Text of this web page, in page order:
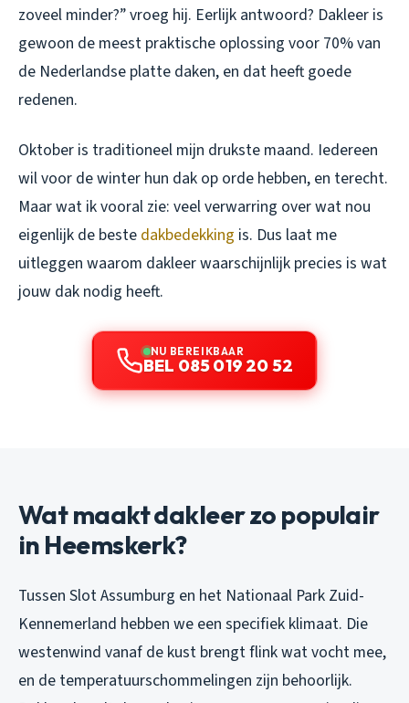
zoveel minder?” vroeg hij. Eerlijk antwoord? Dakleer is
gewoon de meest praktische oplossing voor 70% van
de Nederlandse platte daken, en dat heeft goede
redenen.
Oktober is traditioneel mijn drukste maand. Iedereen
wil voor de winter hun dak op orde hebben, en terecht.
Maar wat ik vooral zie: veel verwarring over wat nou
eigenlijk de beste dakbedekking is. Dus laat me
uitleggen waarom dakleer waarschijnlijk precies is wat
jouw dak nodig heeft.
NU BEREIKBAAR
BEL 085 019 20 52
Wat maakt dakleer zo populair
in Heemskerk?
Tussen Slot Assumburg en het Nationaal Park Zuid-
Kennemerland hebben we een specifiek klimaat. Die
westenwind vanaf de kust brengt flink wat vocht mee,
en de temperatuurschommelingen zijn behoorlijk.